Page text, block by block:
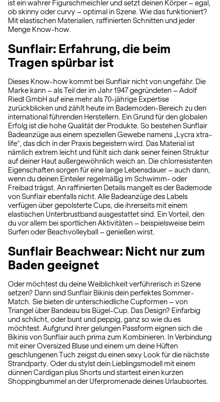
ist ein wahrer Figurschmeichler und setzt deinen Körper – egal,
ob skinny oder curvy – optimal in Szene. Wie das funktioniert?
Mit elastischen Materialien, raffinierten Schnitten und jeder
Menge Know-how.
Sunflair: Erfahrung, die beim
Tragen spürbar ist
Dieses Know-how kommt bei Sunflair nicht von ungefähr. Die
Marke kann – als Teil der im Jahr 1947 gegründeten – Adolf
Riedl GmbH auf eine mehr als 70-jährige Expertise
zurückblicken und zählt heute im Bademoden-Bereich zu den
international führenden Herstellern. Ein Grund für den globalen
Erfolg ist die hohe Qualität der Produkte. So bestehen Sunflair
Badeanzüge aus einem speziellen Gewebe namens „Lycra xtra-
life“, das dich in der Praxis begeistern wird. Das Material ist
nämlich extrem leicht und fühlt sich dank seiner feinen Struktur
auf deiner Haut außergewöhnlich weich an. Die chlorresistenten
Eigenschaften sorgen für eine lange Lebensdauer – auch dann,
wenn du deinen Einteiler regelmäßig im Schwimm- oder
Freibad trägst. An raffinierten Details mangelt es der Bademode
von Sunflair ebenfalls nicht. Alle Badeanzüge des Labels
verfügen über gepolsterte Cups, die ihrerseits mit einem
elastischen Unterbrustband ausgestattet sind. Ein Vorteil, den
du vor allem bei sportlichen Aktivitäten – beispielsweise beim
Surfen oder Beachvolleyball – genießen wirst.
Sunflair Beachwear: Nicht nur zum
Baden geeignet
Oder möchtest du deine Weiblichkeit verführerisch in Szene
setzen? Dann sind Sunflair Bikinis dein perfektes Sommer-
Match. Sie bieten dir unterschiedliche Cupformen – von
Triangel über Bandeau bis Bügel-Cup. Das Design? Einfarbig
und schlicht, oder bunt und peppig, ganz so wie du es
möchtest. Aufgrund ihrer gelungen Passform eignen sich die
Bikinis von Sunflair auch prima zum Kombinieren. In Verbindung
mit einer Oversized Bluse und einem um deine Hüften
geschlungenen Tuch zeigst du einen sexy Look für die nächste
Strandparty. Oder du stylst dein Lieblingsmodell mit einem
dünnen Cardigan plus Shorts und startest einen kurzen
Shoppingbummel an der Uferpromenade deines Urlaubsortes.